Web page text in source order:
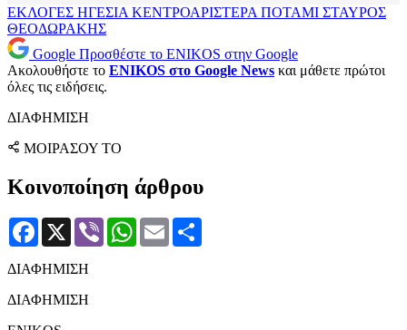
ΕΚΛΟΓΕΣ ΗΓΕΣΙΑ ΚΕΝΤΡΟΑΡΙΣΤΕΡΑ ΠΟΤΑΜΙ ΣΤΑΥΡΟΣ
ΘΕΟΔΩΡΑΚΗΣ
Google Προσθέστε το ENIKOS στην Google
Ακολουθήστε το ENIKOS στο Google News και μάθετε πρώτοι
όλες τις ειδήσεις.
ΔΙΑΦΗΜΙΣΗ
ΜΟΙΡΑΣΟΥ ΤΟ
Κοινοποίηση άρθρου
Facebook
X Viber WhatsApp
Email
ΔΙΑΦΗΜΙΣΗ
ΔΙΑΦΗΜΙΣΗ